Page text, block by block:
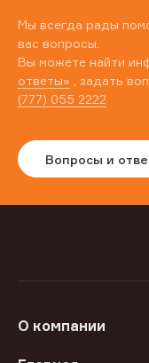
Мы всегда рады
вас вопросы.
Вы можете найти
ответы» , задать
(777) 055 2222
Вопросы и
О компании